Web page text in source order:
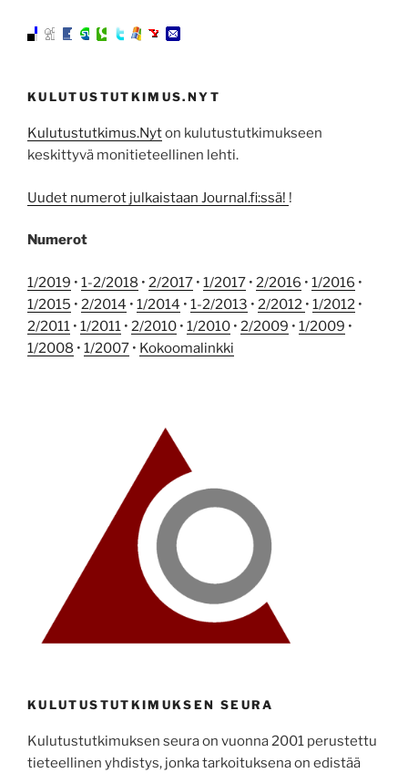
KULUTUSTUTKIMUS.NYT
Kulutustutkimus.Nyton kulutustutkimukseen
keskittyvä monitieteellinen lehti.
Uudet numerot julkaistaan Journal.fi:ssä! !
Numerot
1/2019 • 1-2/2018 • 2/2017 • 1/2017 • 2/2016 • 1/2016 •
1/2015 • 2/2014 • 1/2014 • 1-2/2013 • 2/2012 • 1/2012 •
2/2011 • 1/2011 • 2/2010 • 1/2010 • 2/2009 • 1/2009 •
1/2008 • 1/2007 • Kokoomalinkki
KULUTUSTUTKIMUKSEN SEURA
Kulutustutkimuksen seura on vuonna 2001 perustettu
tieteellinen yhdistys, jonka tarkoituksena on edistää